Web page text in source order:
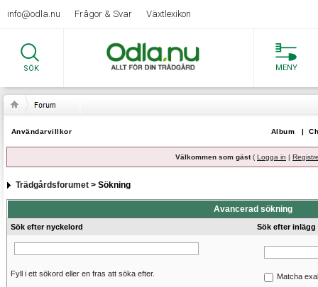
info@odla.nu Frågor & Svar Växtlexikon
SÖK MENY
Användarvillkor Album |
Välkommen som gäst( Logga in |
Trädgårdsforumet> Sökning
Avancerad sökning
Sök efter nyckelord Sök efter inlägg
Fyll i ett sökord eller en fras att söka efter. Matcha